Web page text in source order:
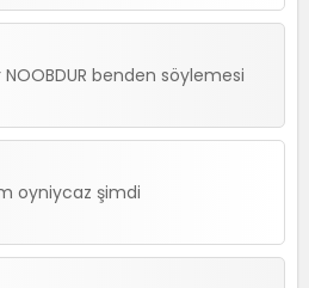
benden söylemesi
oyniycaz şimdi